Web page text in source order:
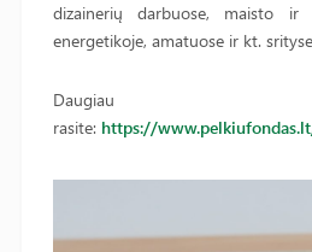
dizainerių darbuose, maisto ir
energetikoje, amatuose ir kt.
Daugiau
rasite: https://